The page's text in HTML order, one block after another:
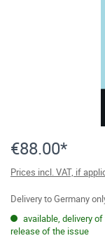
€88.00*
Prices incl. VAT, if
Delivery to Germany
available, delivery
release of the issue